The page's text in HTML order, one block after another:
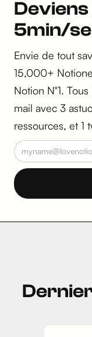
Deviens
5min/
Envie de tout
15,000+
Notion N°1.
mail avec 3
ressources, et 1